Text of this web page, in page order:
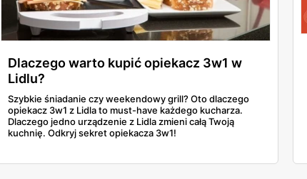
Dlaczego warto kupić opiekacz 3w1 w
Lidlu?
Szybkie śniadanie czy weekendowy grill? Oto dlaczego
opiekacz 3w1 z Lidla to must-have każdego kucharza.
Dlaczego jedno urządzenie z Lidla zmieni całą Twoją
kuchnię. Odkryj sekret opiekacza 3w1!